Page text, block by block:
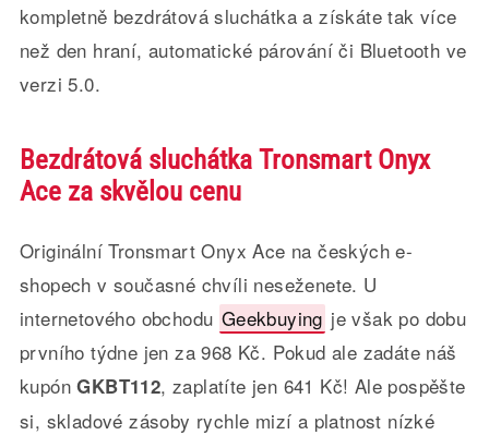
kompletně bezdrátová sluchátka a získáte tak více
než den hraní, automatické párování či Bluetooth ve
verzi 5.0.
Bezdrátová sluchátka Tronsmart Onyx
Ace za skvělou cenu
Originální Tronsmart Onyx Ace na českých e-
shopech v současné chvíli neseženete. U
internetového obchodu Geekbuying je však po dobu
prvního týdne jen za 968 Kč. Pokud ale zadáte náš
kupónGKBT112, zaplatíte jen 641 Kč! Ale pospěšte
si, skladové zásoby rychle mizí a platnost nízké